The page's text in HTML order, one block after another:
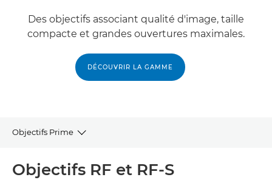
Des objectifs associant qualité d'image, taille
compacte et grandes ouvertures maximales.
DÉCOUVRIR LA GAMME
Objectifs Prime
RF et RF-S
Objectifs RF et RF-S